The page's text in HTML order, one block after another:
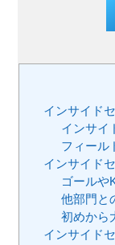
インサイド
インサイ
フィール
インサイド
ゴールや
他部門と
初めから
インサイド